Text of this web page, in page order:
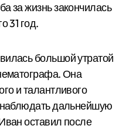
за жизнь закончилась
31 год.
большой утратой
Она
и талантливого
дальнейшую
оставил после